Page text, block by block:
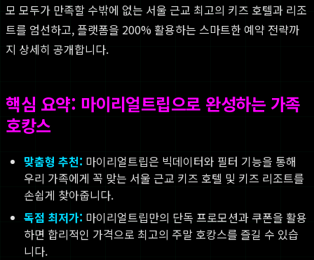
모 모두가 만족할 수밖에 없는 서울 근교 최고의 키즈 호텔과 리조
트를 엄선하고, 플랫폼을 200% 활용하는 스마트한 예약 전략까
지 상세히 공개합니다.
핵심 요약: 마이리얼트립으로 완성하는 가족
호캉스
맞춤형 추천: 마이리얼트립은 빅데이터와 필터 기능을 통해
우리 가족에게 꼭 맞는 서울 근교 키즈 호텔 및 키즈 리조트를
손쉽게 찾아줍니다.
독점 최저가: 마이리얼트립만의 단독 프로모션과 쿠폰을 활용
하면 합리적인 가격으로 최고의 주말 호캉스를 즐길 수 있습
니다.